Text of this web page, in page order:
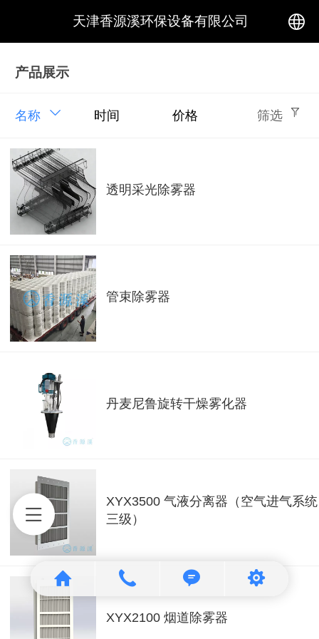
天津香源溪环保设备有限公司
产品展示
名称 时间 价格 筛选
透明采光除雾器
管束除雾器
丹麦尼鲁旋转干燥雾化器
XYX3500 气液分离器（空气进气系统
三级）
XYX2100 烟道除雾器